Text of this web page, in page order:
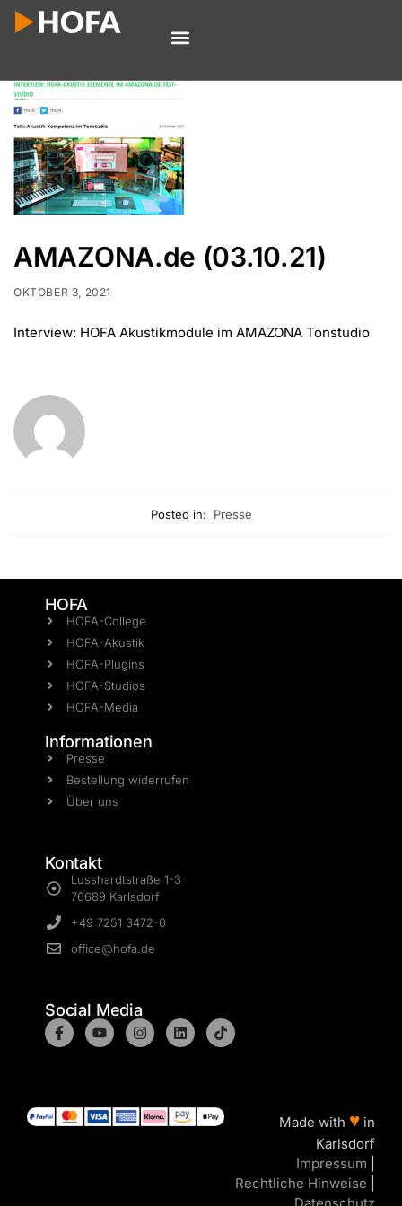
AMAZONA.de (03.10.21)
OKTOBER 3, 2021
Interview: HOFA Akustikmodule im AMAZONA Tonstudio
Posted in: Presse
HOFA
HOFA-College
HOFA-Akustik
HOFA-Plugins
HOFA-Studios
HOFA-Media
Informationen
Presse
Bestellung widerrufen
Über uns
Kontakt
Lusshardtstraße 1-3
76689 Karlsdorf
+49 7251 3472-0
office@hofa.de
Social Media
Made with ♥ in
Karlsdorf
Impressum
Rechtliche Hinweise
Datenschutz